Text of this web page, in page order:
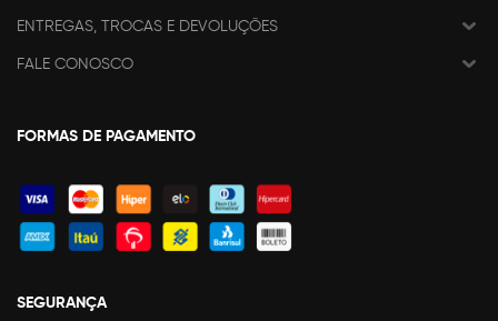
ENTREGAS, TROCAS E DEVOLUÇÕES
FALE CONOSCO
FORMAS DE PAGAMENTO
SEGURANÇA